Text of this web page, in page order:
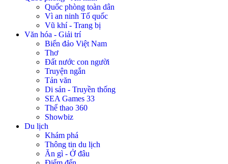
Quốc phòng toàn dân
Vì an ninh Tổ quốc
Vũ khí - Trang bị
Văn hóa - Giải trí
Biển đảo Việt Nam
Thơ
Đất nước con người
Truyện ngắn
Tản văn
Di sản - Truyền thống
SEA Games 33
Thể thao 360
Showbiz
Du lịch
Khám phá
Thông tin du lịch
Ăn gì - Ở đâu